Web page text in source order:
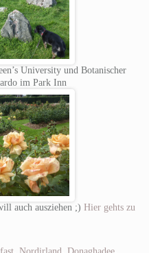
University und Botanischer
im Park Inn
auch ausziehen ;) Hier gehts zu